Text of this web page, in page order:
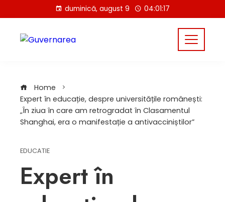
to
content
duminică, august 9 04:01:18
Home
Expert în educație, despre universitățile românești:
„În ziua în care am retrogradat în Clasamentul
Shanghai, era o manifestație a antivacciniștilor”
EDUCATIE
Expert în